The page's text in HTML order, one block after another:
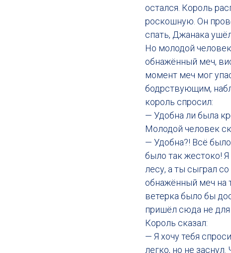
остался. Король
роскошную. Он
спать, Джанака
Но молодой
обнажённый меч,
момент меч мог
бодрствующим,
король спросил:
— Удобна ли была
Молодой человек
— Удобна?! Всё
было так жестоко!
лесу, а ты сыграл
обнажённый меч на
ветерка было бы
пришёл сюда не для
Король сказал:
— Я хочу тебя
легко, но не